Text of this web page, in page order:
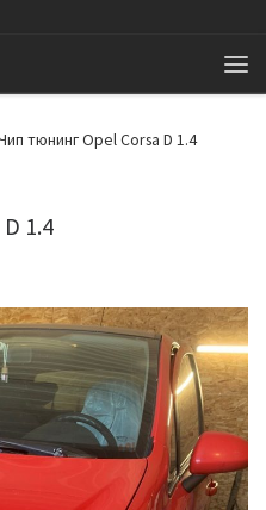
тюнинг Opel Corsa D 1.4
1.4